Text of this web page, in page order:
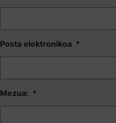
Posta elektronikoa *
Mezua: *